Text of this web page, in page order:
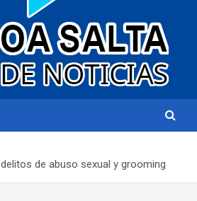
de abuso sexual y grooming